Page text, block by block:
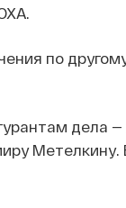
по
дела
Метелкину.